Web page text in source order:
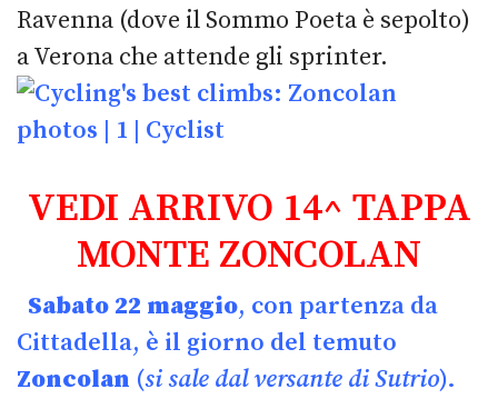
Ravenna (dove il Sommo Poeta è sepolto)
a Verona che attende gli sprinter.
VEDI ARRIVO 14^ TAPPA
MONTE ZONCOLAN
Sabato 22 maggio, con partenza da
Cittadella, è il giorno del temuto
Zoncolan (si sale dal versante di Sutrio).